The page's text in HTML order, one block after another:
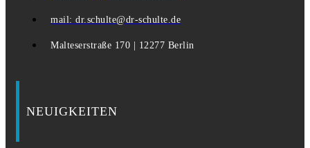
mail: dr.schulte@dr-schulte.de
Malteserstraße 170 | 12277 Berlin
NEUIGKEITEN